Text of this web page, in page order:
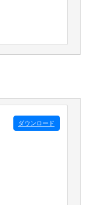
ダウンロード